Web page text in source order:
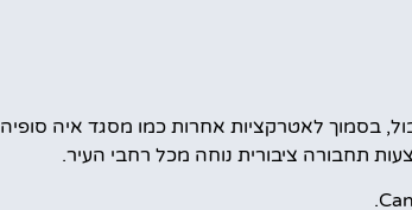
בסמוך לאטרקציות אחרות כמו מסגד איה סופיה
תחבורה ציבורית נוחה מכל רחבי העיר.